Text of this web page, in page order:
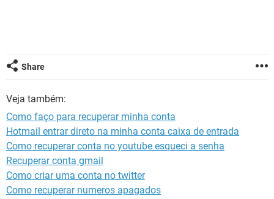
GUIA DE COMPRAS
Share
Veja também:
Como faço para recuperar minha conta
Hotmail entrar direto na minha conta caixa de entrada
Como recuperar conta no youtube esqueci a senha
Recuperar conta gmail
Como criar uma conta no twitter
Como recuperar numeros apagados